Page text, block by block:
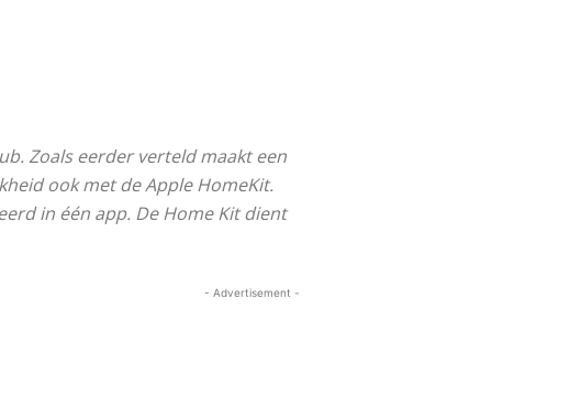
Zoals eerder verteld maakt een
ook met de Apple HomeKit.
in één app. De Home Kit dient
- Advertisement -